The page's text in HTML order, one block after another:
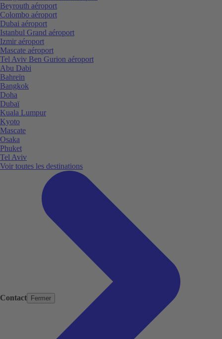
Contact Fermer
Beyrouth aéroport
Colombo aéroport
Dubai aéroport
Istanbul Grand aéroport
Izmir aéroport
Mascate aéroport
Tel Aviv Ben Gurion aéroport
Abu Dabi
Bahreïn
Bangkok
Doha
Dubaï
Kuala Lumpur
Kyoto
Mascate
Osaka
Phuket
Tel Aviv
Voir toutes les destinations